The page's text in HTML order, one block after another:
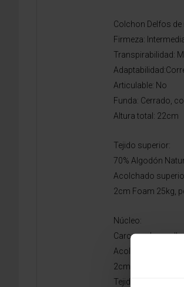
Colchon Delfos
Firmeza:
Transpirabilidad:
Articulable: No
Funda: Cerrado,
Altura total: 22cm
Tejido superior:
70% Algodón
Acolchado
2cm Foam 25kg,
Núcleo:
Carcasa de
Acolchado inferior:
2cm Foam 25kg,
Tejido inferior: